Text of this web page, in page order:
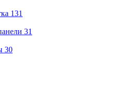
131
31
30